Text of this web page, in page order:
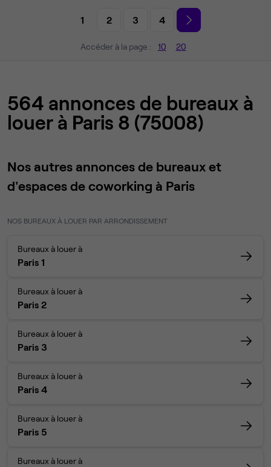
1 2 3 4
Accéder à la page : 10 20
564 annonces de bureaux à
louer à Paris 8 (75008)
Nos autres annonces de bureaux et
d'espaces de coworking à Paris
NOS BUREAUX À LOUER PAR ARRONDISSEMENT
Bureaux à louer à
Paris 1
Bureaux à louer à
Paris 2
Bureaux à louer à
Paris 3
Bureaux à louer à
Paris 4
Bureaux à louer à
Paris 5
Bureaux à louer à